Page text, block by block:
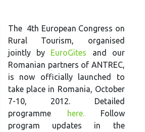
The 4th European Congress on
Rural Tourism, organised
jointly by EuroGites and our
Romanian partners of ANTREC,
is now officially launched to
take place in Romania, October
7-10, 2012. Detailed
programme
here.
Follow
program updates in the